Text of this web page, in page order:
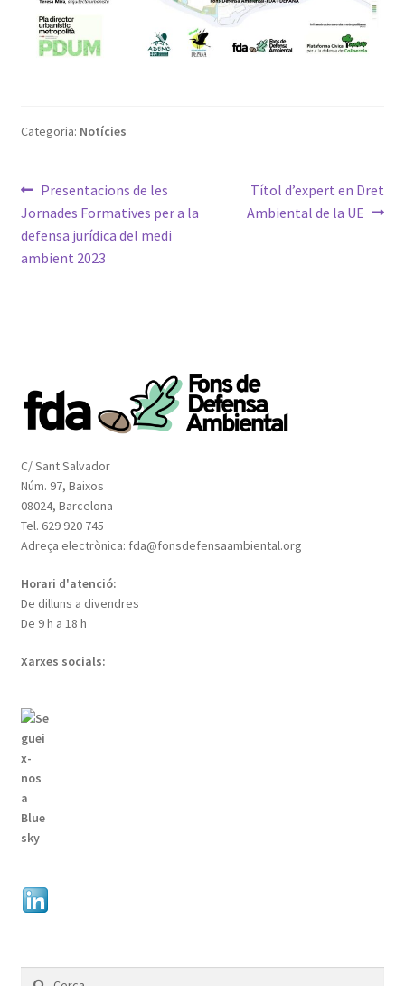
Categoria: Notícies
Navegació
d'entrades
Entrada
anterior:
Presentacions de les
Jornades Formatives per a la
defensa jurídica del medi
ambient 2023
Pròxima
entrada:
Títol d’expert en Dret
Ambiental de la UE
C/ Sant Salvador
Núm. 97, Baixos
08024, Barcelona
Tel. 629 920 745
Adreça electrònica: fda@fonsdefensaambiental.org
Horari d'atenció:
De dilluns a divendres
De 9 h a 18 h
Xarxes socials:
Cerca: